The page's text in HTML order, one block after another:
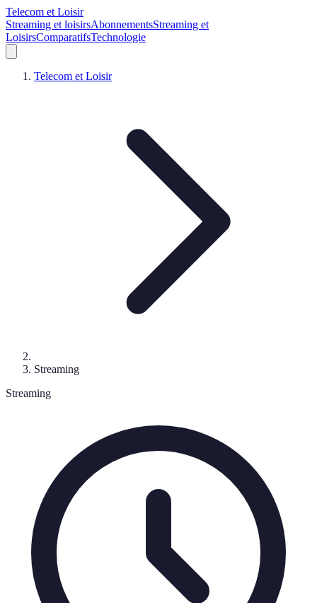
Telecom et Loisir
Streaming et loisirsAbonnementsStreaming et
LoisirsComparatifsTechnologie
Telecom et Loisir
Streaming
Streaming